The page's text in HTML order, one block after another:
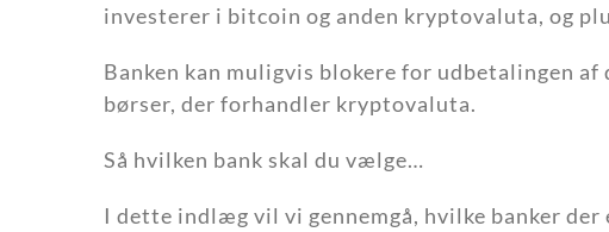
investerer i bitcoin og anden kryptovaluta, og
Banken kan muligvis blokere for udbetalingen
børser, der forhandler kryptovaluta.
Så hvilken bank skal du vælge…
I dette indlæg vil vi gennemgå, hvilke banker